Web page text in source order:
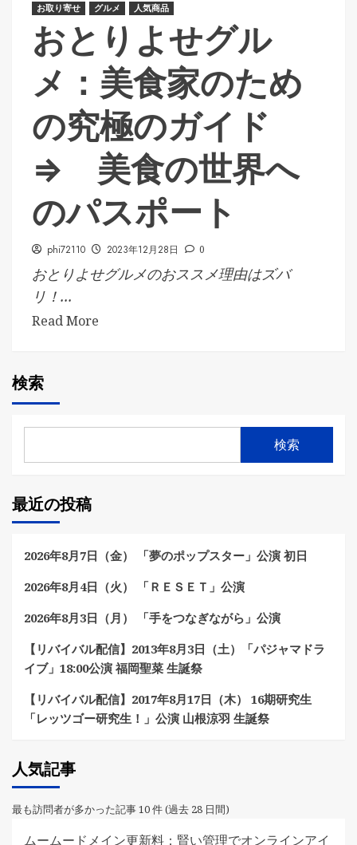
お取り寄せ グルメ 人気商品
おとりよせグル
メ：美食家のため
の究極のガイド
⇒ 美食の世界へ
のパスポート
phi72110 2023年12月28日 0
おとりよせグルメのおススメ理由はズバ
リ！...
Read More
検索
検索
最近の投稿
2026年8月7日（金） 「夢のポップスター」公演 初日
2026年8月4日（火） 「ＲＥＳＥＴ」公演
2026年8月3日（月） 「手をつなぎながら」公演
【リバイバル配信】2013年8月3日（土）「パジャマドラ
イブ」18:00公演 福岡聖菜 生誕祭
【リバイバル配信】2017年8月17日（木） 16期研究生
「レッツゴー研究生！」公演 山根涼羽 生誕祭
人気記事
最も訪問者が多かった記事 10 件 (過去 28 日間)
ムームードメイン更新料：賢い管理でオンラインアイ